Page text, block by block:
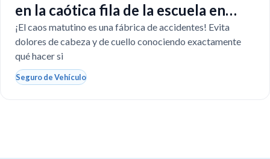
en la caótica fila de la escuela en
Florida?
¡El caos matutino es una fábrica de accidentes! Evita
dolores de cabeza y de cuello conociendo exactamente
qué hacer si
Seguro de Vehículo